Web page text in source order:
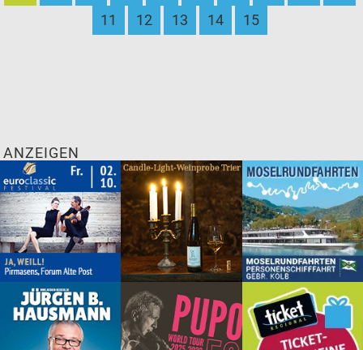
11
12 13 14 15
ANZEIGEN